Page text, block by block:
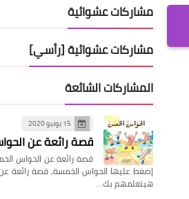
مشاركات عشوائية
مشاركات عشوائية [رأسي]
المشاركات الشائعة
15 يونيو 2020
قصة رائعة عن
قصة رائعة عن الحواس
إضغط عليها الحواس الخمسة, قصة رائعة
هيتعلمهم بك…